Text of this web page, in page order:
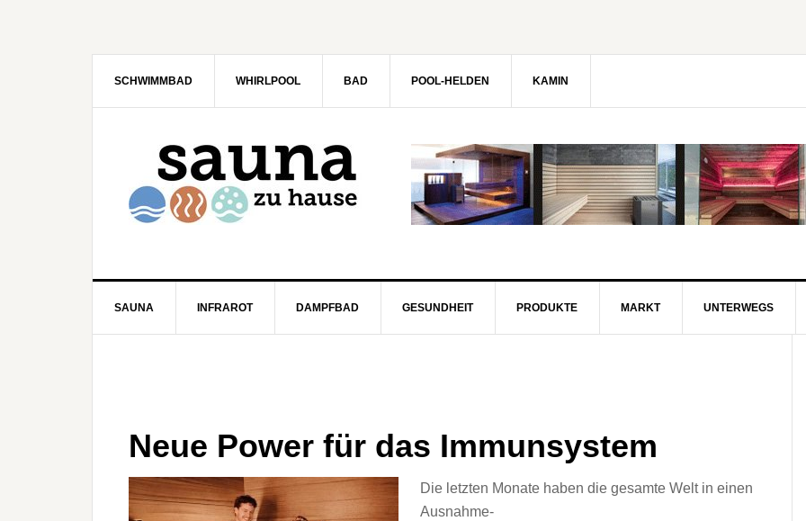
SCHWIMMBAD WHIRLPOOL BAD POOL-HELDEN KAMIN
SAUNA INFRAROT DAMPFBAD GESUNDHEIT PRODUKTE MARKT UNTERWEGS
Neue Power für das Immunsystem
Die letzten Monate haben die gesamte Welt in einen
Ausnahme-